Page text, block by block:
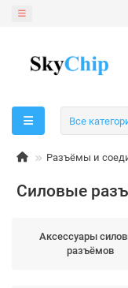
Все
Разъёмы и
Силовые
Аксессуары
разъёмов